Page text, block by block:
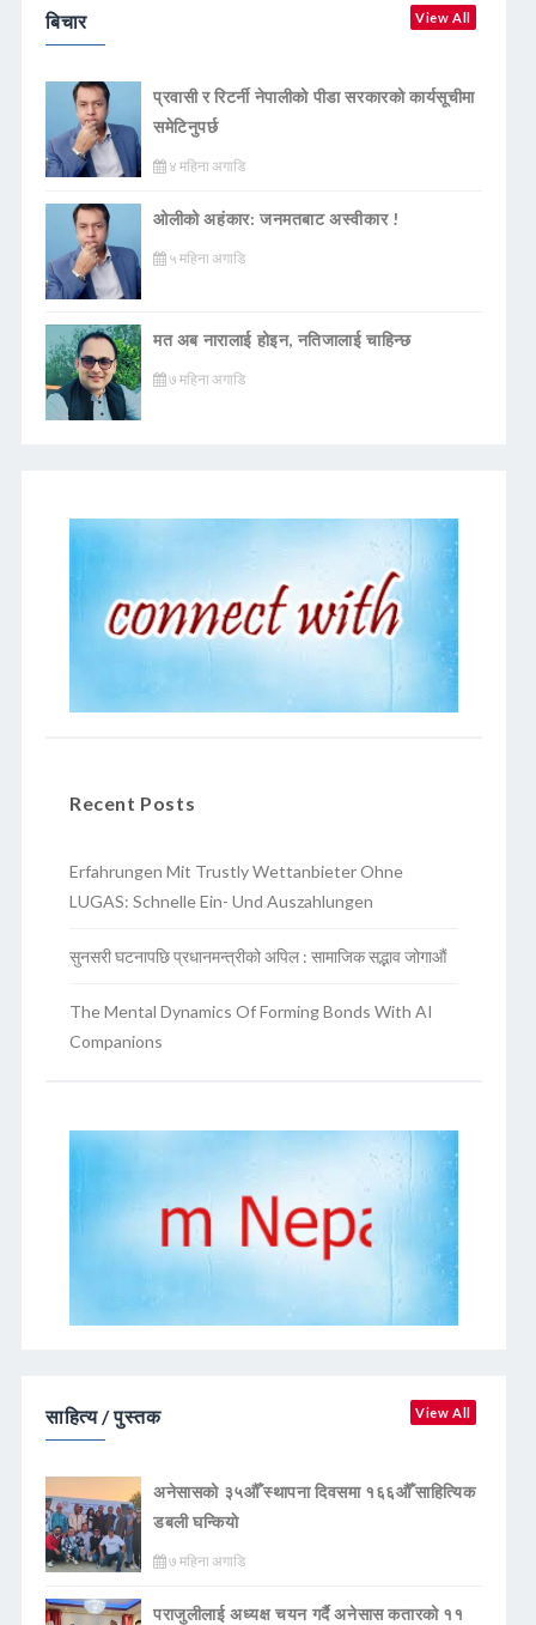
बिचार View All
प्रवासी र रिटर्नी नेपालीको पीडा सरकारको कार्यसूचीमा
समेटिनुपर्छ
४ महिना अगाडि
ओलीको अहंकार: जनमतबाट अस्वीकार !
५ महिना अगाडि
मत अब नारालाई होइन, नतिजालाई चाहिन्छ
७ महिना अगाडि
Recent Posts
Erfahrungen Mit Trustly Wettanbieter Ohne
LUGAS: Schnelle Ein- Und Auszahlungen
सुनसरी घटनापछि प्रधानमन्त्रीको अपिल : सामाजिक सद्भाव जोगाऔं
The Mental Dynamics Of Forming Bonds With AI
Companions
साहित्य / पुस्तक View All
अनेसासको ३५औँ स्थापना दिवसमा १६६औँ साहित्यिक
डबली घन्कियाे
७ महिना अगाडि
पराजुलीलाई अध्यक्ष चयन गर्दै अनेसास कतारको ११